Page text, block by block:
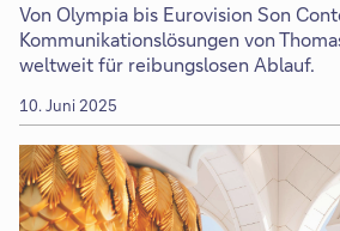
Von Olympia bis Eurovision Son
Kommunikationslösungen von
weltweit für reibungslosen Ablauf.
10. Juni 2025